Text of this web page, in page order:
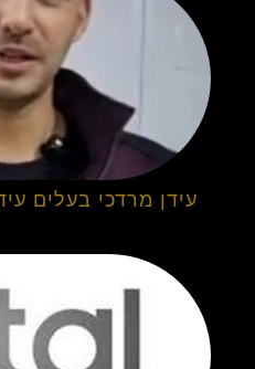
עידן מרדכי בעלים